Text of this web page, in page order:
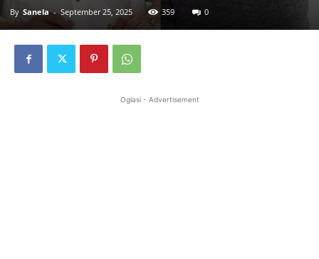
By Sanela - September 25, 2025 359 0
Oglasi - Advertisement